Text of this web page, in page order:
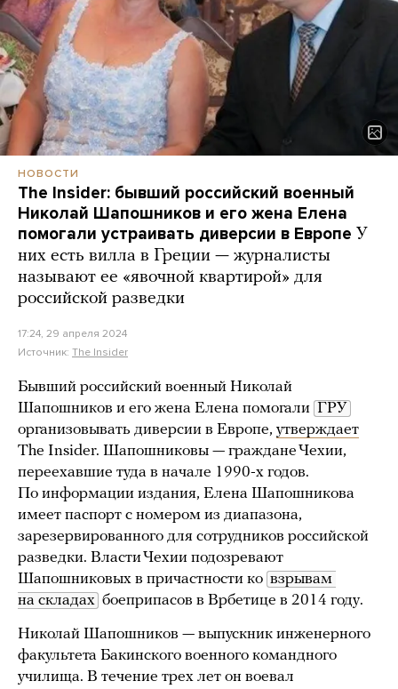
НОВОСТИ
The Insider: бывший российский военный
Николай Шапошников и его жена Елена
помогали устраивать диверсии в Европе У
них есть вилла в Греции — журналисты
называют ее «явочной квартирой» для
российской разведки
17:24, 29 апреля 2024
Источник: The Insider
Бывший российский военный Николай
Шапошников и его жена Елена помогали ГРУ
организовывать диверсии в Европе, утверждает
The Insider. Шапошниковы — граждане Чехии,
переехавшие туда в начале 1990-х годов.
По информации издания, Елена Шапошникова
имеет паспорт с номером из диапазона,
зарезервированного для сотрудников российской
разведки. Власти Чехии подозревают
Шапошниковых в причастности ко взрывам
на складах боеприпасов в Врбетице в 2014 году.
Николай Шапошников — выпускник инженерного
факультета Бакинского военного командного
училища. В течение трех лет он воевал